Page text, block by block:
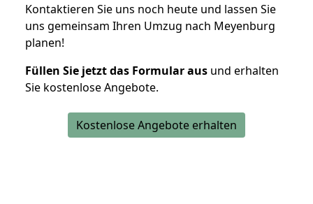
Kontaktieren Sie uns noch heute und lassen Sie
uns gemeinsam Ihren Umzug nach Meyenburg
planen!
Füllen Sie jetzt das Formular aus und erhalten
Sie kostenlose Angebote.
Kostenlose Angebote erhalten